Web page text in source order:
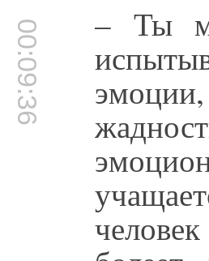
00:09:36 – Ты